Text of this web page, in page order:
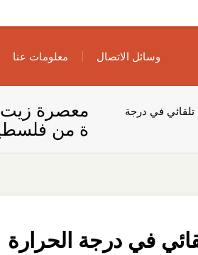
معلومات عنا وسائل الاتصال
معصرة زيت
ة من
في درجة
في درجة الحرارة